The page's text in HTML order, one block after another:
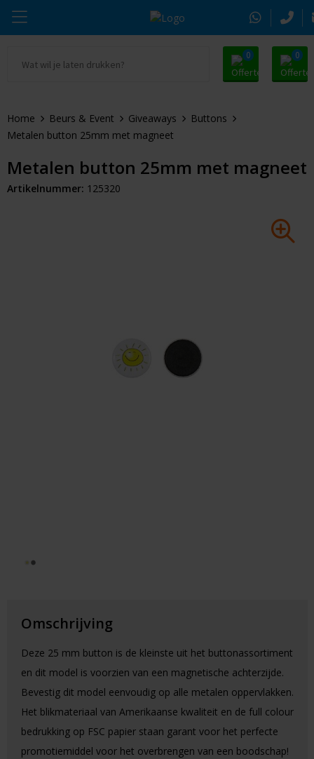
0 0
Drinkwaren
Tassen & Reizen
Outdoor & Vrije Tijd
Alle promosnoepje
Zomer
Kerst
Thule
Alle merken
Home Beurs & Event Giveaways
Buttons
Metalen button 25mm met magneet
Metalen button 25mm met magneet
Artikelnummer: 125320
Omschrijving
Deze 25 mm button is de kleinste uit het buttonassortiment
en dit model is voorzien van een magnetische achterzijde.
Bevestig dit model eenvoudig op alle metalen oppervlakken.
Het blikmateriaal van Amerikaanse kwaliteit en de full colour
bedrukking op FSC papier staan garant voor het perfecte
promotiemiddel voor het overbrengen van een boodschap!